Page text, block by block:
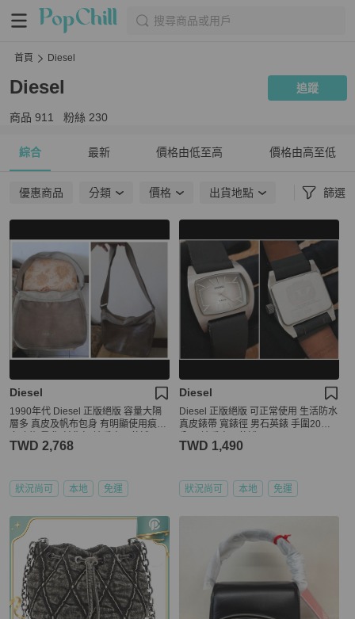
搜尋商品或用戶
首頁 Diesel
Diesel 追蹤
商品 911 粉絲 230
綜合 最新 價格由低至高 價格由高至低
優惠商品 分類 價格 出貨地點 篩選
Diesel
1990年代 Diesel 正版絕版 容量大隔
層多 真皮及帆布包身 有明顯使用痕跡
TWD 2,768
狀況尚可 本地 免運
Diesel
Diesel 正版絕版 可正常使用 生活防水
真皮錶帶 寬錶徑 男石英錶 手圍20公
TWD 1,490
狀況尚可 本地 免運